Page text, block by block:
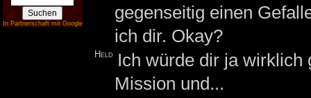
In Partnerschaft mit Google
gegenseitig einen
ich dir. Okay?
Held
Ich würde dir ja wirklich
Mission und...